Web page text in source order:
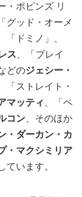
・ポピンズ リ
グッド・オーメ
「ドミノ」、
ス 、「ブレイ
どのジェシー・
「ストレイト・
マッティ
、「ペ
コン 、そのほか
・ダーカン・カ
・マクシミリア
ています。